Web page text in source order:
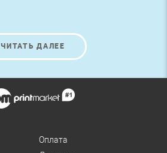
ЧИТАТЬ ДАЛЕЕ
Оплата